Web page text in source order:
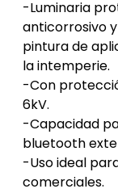
-Luminaria
anticorrosivo
pintura de
la intemperie.
-Con
6kV.
-Capacidad
bluetooth
-Uso ideal
comerciales.